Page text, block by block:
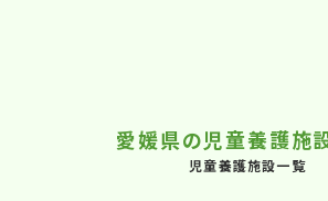
愛媛県の児童養護施
児童養護施設一覧